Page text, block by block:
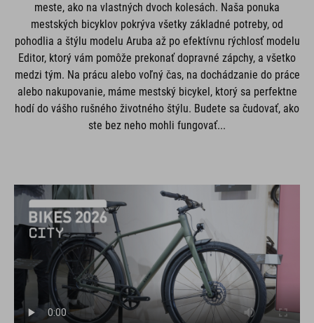
meste, ako na vlastných dvoch kolesách. Naša ponuka
mestských bicyklov pokrýva všetky základné potreby, od
pohodlia a štýlu modelu Aruba až po efektívnu rýchlosť modelu
Editor, ktorý vám pomôže prekonať dopravné zápchy, a všetko
medzi tým. Na prácu alebo voľný čas, na dochádzanie do práce
alebo nakupovanie, máme mestský bicykel, ktorý sa perfektne
hodí do vášho rušného životného štýlu. Budete sa čudovať, ako
ste bez neho mohli fungovať...